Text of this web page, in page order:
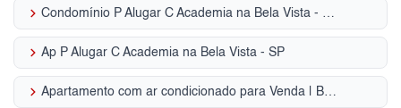
keyboard_arrow_right Condomínio P Alugar C Academia na Bela Vista - SP
keyboard_arrow_right Ap P Alugar C Academia na Bela Vista - SP
keyboard_arrow_right Apartamento com ar condicionado para Venda | Bela Vista